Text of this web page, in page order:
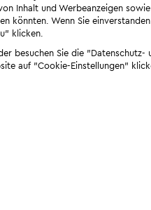
Inhalt und Werbeanzeigen
könnten. Wenn Sie
klicken.
besuchen Sie die "Datenschutz-
auf "Cookie-Einstellungen"